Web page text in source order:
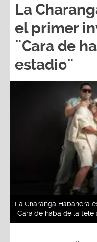
La
el primer
¨Cara de
estadio¨
La Charanga Habanera
¨Cara de haba de la tele